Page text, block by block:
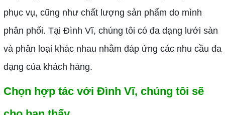
phục vụ, cũng như chất lượng sản phẩm do mình
phân phối. Tại Đình Vĩ, chúng tôi có đa dạng lưới sàn
và phân loại khác nhau nhằm đáp ứng các nhu cầu đa
dạng của khách hàng.
Chọn hợp tác với Đình Vĩ, chúng tôi sẽ